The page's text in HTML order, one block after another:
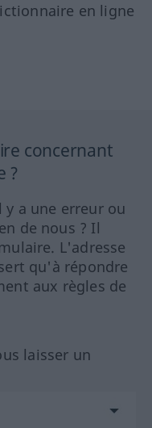
en ligne
concernant
?
a une erreur ou
de nous ? Il
L'adresse
qu'à répondre
aux règles de
laisser un